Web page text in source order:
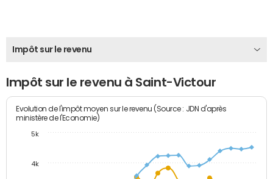
Impôt sur le revenu
Impôt sur le revenu à Saint-Victour
Evolution de l'impôt moyen sur le revenu (Source : JDN d'après
ministère de l'Economie)
4k
5k